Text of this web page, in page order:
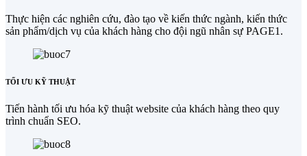
Thực hiện các nghiên cứu, đào tạo về kiến thức ngành, kiến thức
sản phẩm/dịch vụ của khách hàng cho đội ngũ nhân sự PAGE1.
TỐI ƯU KỸ THUẬT
Tiến hành tối ưu hóa kỹ thuật website của khách hàng theo quy
trình chuẩn SEO.